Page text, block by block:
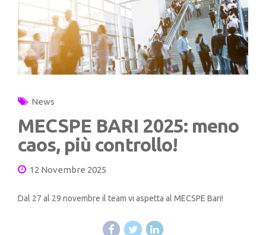
News
MECSPE BARI 2025: meno
caos, più controllo!
12 Novembre 2025
Dal 27 al 29 novembre il team vi aspetta al MECSPE Bari!